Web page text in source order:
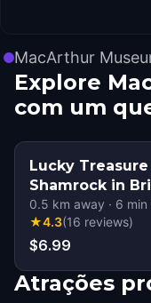
MacArthur
Explore
com um
Lucky
Shamrock in
0.5 km away · 6 min
★4.3(16 reviews)
$6.99
Atrações